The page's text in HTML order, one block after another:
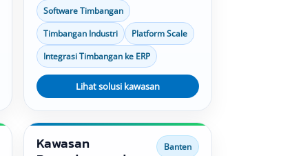
untuk pabrik, gudang, produksi,
quality control, logistik, dan
distribusi. Solusi timbangan
industri, software timbangan,
platform scale, bench scale, serta
integrasi data timbang dapat
disesuaikan dengan kebutuhan
Software Timbangan
Timbangan Industri
Platform Scale
Integrasi Timbangan ke ERP
Lihat solusi kawasan
Kawasan Banten